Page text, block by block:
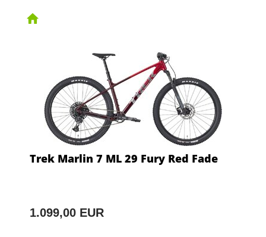
Trek Marlin 7 ML 29 Fury Red Fade
1.099,00 EUR